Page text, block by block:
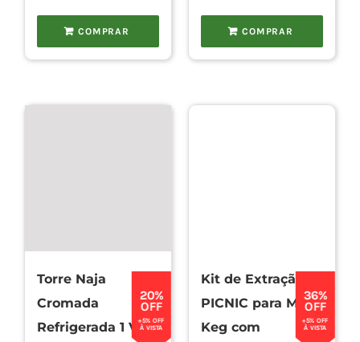
COMPRAR COMPRAR
20%
OFF
+5% OFF
À VISTA
Torre Naja
Cromada
Refrigerada 1 Via
36%
OFF
+5% OFF
À VISTA
Kit de Extração
PICNIC para Mini
Keg com